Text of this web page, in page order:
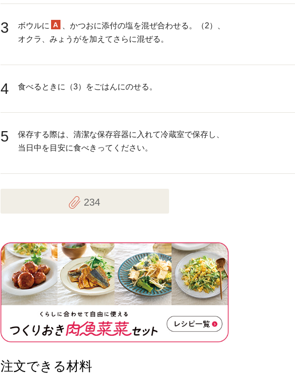
3 ボウルに A
、かつおに添付の塩を混ぜ合わせる。（2）、
オクラ、みょうがを加えてさらに混ぜる。
4 食べるときに（3）をごはんにのせる。
5
保存する際は、清潔な保存容器に入れて冷蔵室で保存し、
当日中を目安に食べきってください。
234
注文できる材料